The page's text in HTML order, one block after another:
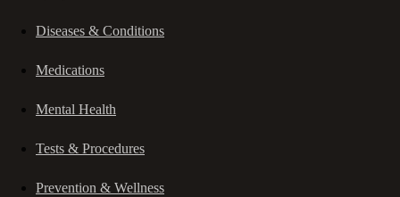
Diseases & Conditions
Medications
Mental Health
Tests & Procedures
Prevention & Wellness